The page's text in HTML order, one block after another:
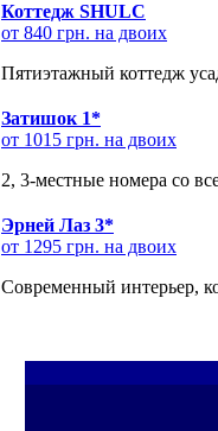
Коттедж SHULC
от 840 грн. на двоих
Пятиэтажный коттедж
Затишок 1*
от 1015 грн. на двоих
2, 3-местные номера со
Эрней Лаз 3*
от 1295 грн. на двоих
Современный интерьер,